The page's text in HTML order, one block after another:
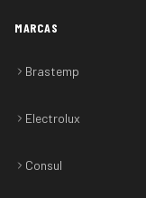
MARCAS
Brastemp
Electrolux
Consul